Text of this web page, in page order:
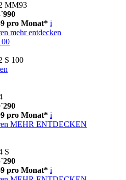
MM93
pro Monat* i
mehr entdecken
S 100
pro Monat* i
MEHR ENTDECKEN
S
pro Monat* i